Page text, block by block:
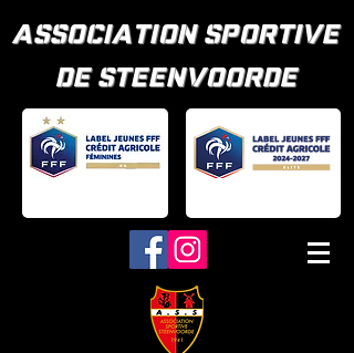
ASSOCIATION SPORTIVE
DE STEENVOORDE